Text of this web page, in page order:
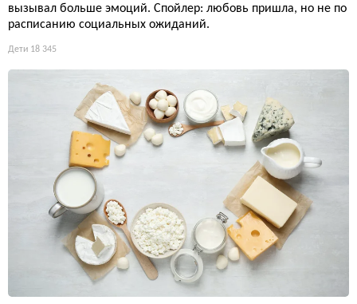
вызывал больше эмоций. Спойлер: любовь пришла, но не по
расписанию социальных ожиданий.
Дети 18 345